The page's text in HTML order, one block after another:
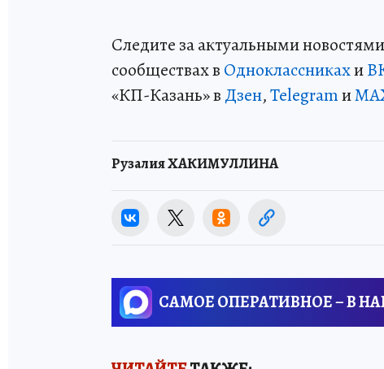
Следите за актуальными
сообществах в Одноклассникахи
«КП-Казань» в Дзен,Telegramи
Рузалия ХАКИМУЛЛИНА
САМОЕ ОПЕРАТИВНОЕ – В